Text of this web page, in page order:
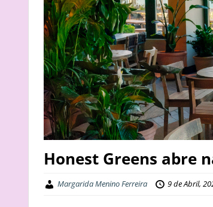
Honest Greens abre
Margarida Menino Ferreira 9 de Abril,